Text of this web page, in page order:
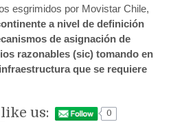
esgrimidos por Movistar Chile,
a nivel de definición
de asignación de
razonables (sic) tomando en
que se requiere
us:
0